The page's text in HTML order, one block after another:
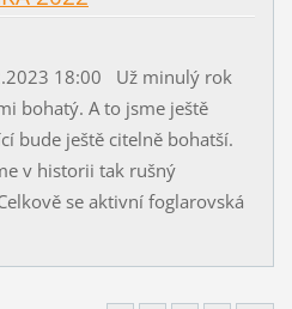
18:00 Už minulý rok
bohatý. A to jsme ještě
bude ještě citelně bohatší.
v historii tak rušný
se aktivní foglarovská